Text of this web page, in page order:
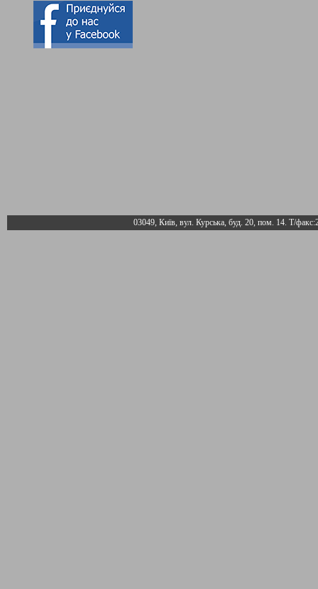
03049, Київ, вул. Курська, буд. 20, пом. 14. Т/